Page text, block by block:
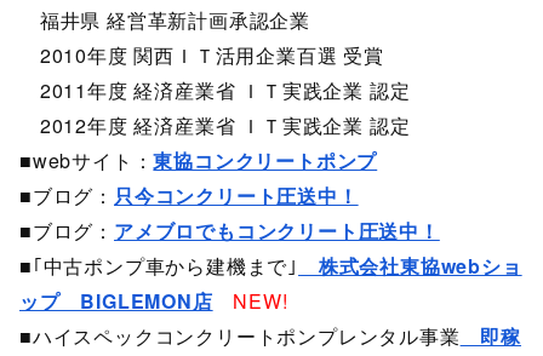
福井県 経営革新計画承認企業
2010年度 関西ＩＴ活用企業百選 受賞
2011年度 経済産業省 ＩＴ実践企業 認定
2012年度 経済産業省 ＩＴ実践企業 認定
■webサイト：東協コンクリートポンプ
■ブログ： 只今コンクリート圧送中！
■ブログ： アメブロでもコンクリート圧送中！
■｢中古ポンプ車から建機まで｣
株式会社東協webショ
ップ BIGLEMON店
NEW!
■ハイスペックコンクリートポンプレンタル事業 即稼